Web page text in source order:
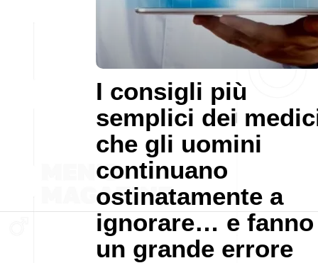
I consigli più
semplici dei
che gli uomini
continuano
ostinatamente a
ignorare… e fanno
un grande errore